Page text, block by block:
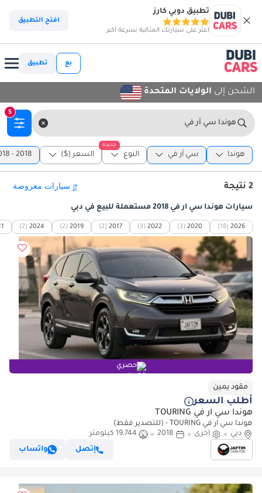
تطبيق دوبي كارز
اعثر على سيارتك المثالية بسرعة أكبر
افتح التطبيق
بع تطبيق
الشحن إلى الولايات المتحدة
هوندا سي آر في
5
هوندا سي آر في
جديدة
النوع السعر ($) 2018 - 2018
2 نتيجة
سيارات هوندا سي آر في 2018 مستعملة للبيع في دبي
2026
(18)
2020
(3)
2022
(3)
2017
(2)
2019
(2)
2024
(2)
حصري
مقود يمين
أطلب السعر
هوندا سي آر في TOURING
هوندا سي آر في TOURING - (للتصدير فقط)
دبي
أخرى 2018
19,744 كيلومتر
إتصل
واتساب